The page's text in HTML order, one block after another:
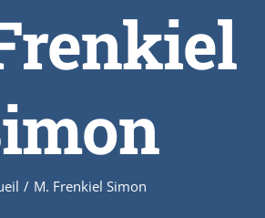
/ M. Frenkiel Simon